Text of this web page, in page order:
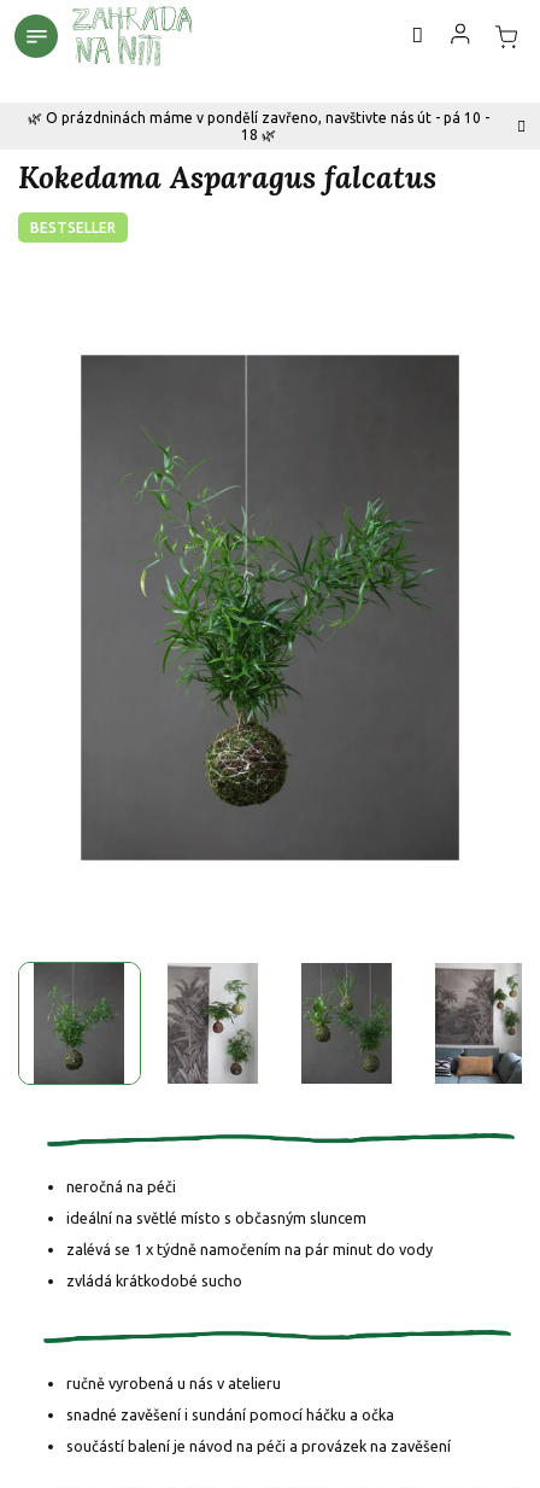
Přejít
na
🌿 O prázdninách máme v pondělí zavřeno, navštivte nás út - pá 10 -
18 🌿
Kokedama Asparagus falcatus
BESTSELLER
neročná na péči
ideální na světlé místo s občasným sluncem
zalévá se 1 x týdně namočením na pár minut do vody
zvládá krátkodobé sucho
ručně vyrobená u nás v atelieru
snadné zavěšení i sundání pomocí háčku a očka
součástí balení je návod na péči a provázek na zavěšení